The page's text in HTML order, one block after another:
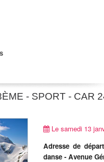
- SPORT - CAR
Le samedi 13
Adresse de départ
danse - Avenue